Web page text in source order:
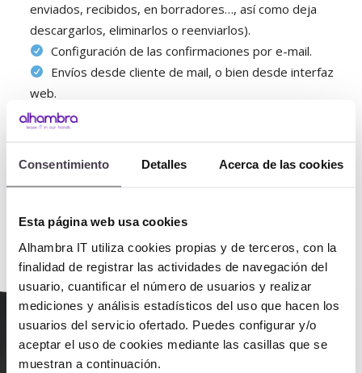
Consentimiento Detalles Acerca de las cookies
Esta página web usa cookies
Alhambra IT utiliza cookies propias y de terceros, con la
finalidad de registrar las actividades de navegación del
usuario, cuantificar el número de usuarios y realizar
mediciones y análisis estadísticos del uso que hacen los
usuarios del servicio ofertado. Puedes configurar y/o
aceptar el uso de cookies mediante las casillas que se
muestran a continuación.
enviados, recibidos, en borradores…, así como deja
descargarlos, eliminarlos o reenviarlos).
Configuración de las confirmaciones por e-mail.
Envíos desde cliente de mail, o bien desde interfaz
web.
Análisis del log de envíos o recepción.
Previsualización de los faxes antes de enviarlos.